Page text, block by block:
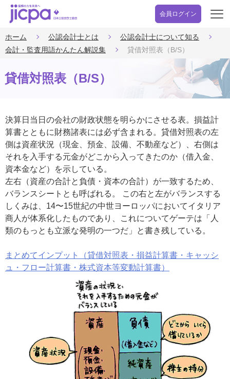
会員ログイン
開
ホーム 公認会計士とは
公認会計士について知る
会計・監査用語かんたん解説集
貸借対照表（B/S）
貸借対照表（B/S）
決算日当日の会社の財政状態を明らかにさせる表。損益計
算書とともに財務諸表には必ず含まれる。貸借対照表の左
側は資産状況（現金、預金、設備、不動産など）、右側は
それを入手する元金がどこから入ってきたのか（借入金、
資本金など）を示している。
左右（資産の合計と負債・資本の合計）が一致するため、
バランスシートとも呼ばれる。 この右と左がバランスする
しくみは、14〜15世紀の中世ヨーロッパにおいてイタリア
商人が体系化したものであり、これについてゲーテは「人
類のもっとも立派な発明の一つだ」と書き残している。
まとめてインプット（貸借対照表・損益計算書・キャッシ
ュ・フロー計算書・株式資本等変動計算書）